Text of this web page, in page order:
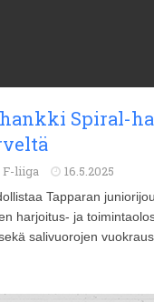
hankki Spiral-
F-liiga 16.5.2025
Tapparan
harjoitus- ja
salivuorojen